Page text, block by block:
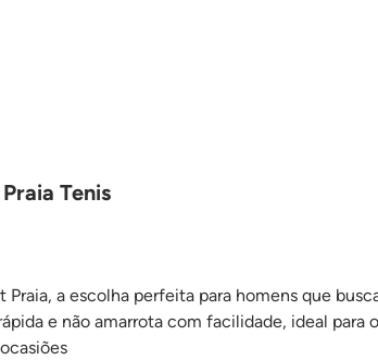
Tenis
Praia, a escolha perfeita para homens que
e não amarrota com facilidade, ideal para